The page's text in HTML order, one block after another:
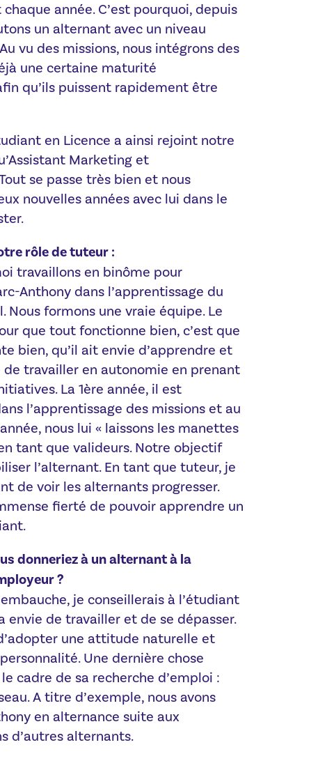
année. C’est pourquoi, depuis
un alternant avec un niveau
vu des missions, nous intégrons des
une certaine maturité
qu’ils puissent rapidement être
en Licence a ainsi rejoint notre
Marketing et
se passe très bien et nous
nouvelles années avec lui dans le
rôle de tuteur :
travaillons en binôme pour
Anthony dans l’apprentissage du
formons une vraie équipe. Le
que tout fonctionne bien, c’est que
bien, qu’il ait envie d’apprendre et
de travailler en autonomie en prenant
La 1ère année, il est
l’apprentissage des missions et au
nous lui « laissons les manettes
tant que valideurs. Notre objectif
l’alternant. En tant que tuteur, je
de voir les alternants progresser.
fierté de pouvoir apprendre un
donneriez à un alternant à la
?
je conseillerais à l’étudiant
envie de travailler et de se dépasser.
une attitude naturelle et
Une dernière chose
cadre de sa recherche d’emploi :
A titre d’exemple, nous avons
en alternance suite aux
d’autres alternants.